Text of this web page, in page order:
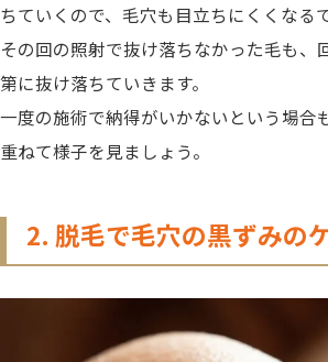
ちていくので、毛穴も目立ちにくくなる
その回の照射で抜け落ちなかった毛も、
第に抜け落ちていきます。
一度の施術で納得がいかないという場合
重ねて様子を見ましょう。
2. 脱毛で毛穴の黒ずみの